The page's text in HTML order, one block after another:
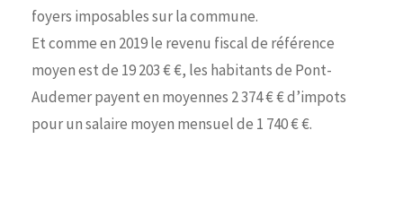
foyers imposables sur la commune.
Et comme en 2019 le revenu fiscal de référence
moyen est de 19 203 € €, les habitants de Pont-
Audemer payent en moyennes 2 374 € € d’impots
pour un salaire moyen mensuel de 1 740 € €.